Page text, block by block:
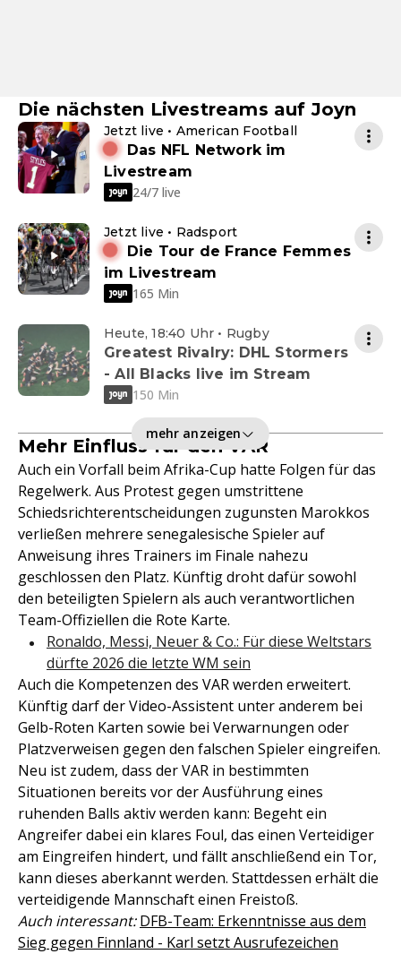
Die nächsten Livestreams auf Joyn
Jetzt live • American Football
Das NFL Network im
Livestream
24/7 live
Jetzt live • Radsport
Die Tour de France Femmes
im Livestream
165 Min
Heute, 18:40 Uhr • Rugby
Greatest Rivalry: DHL Stormers
- All Blacks live im Stream
150 Min
mehr anzeigen
Mehr Einfluss für den VAR
Auch ein Vorfall beim Afrika-Cup hatte Folgen für das
Regelwerk. Aus Protest gegen umstrittene
Schiedsrichterentscheidungen zugunsten Marokkos
verließen mehrere senegalesische Spieler auf
Anweisung ihres Trainers im Finale nahezu
geschlossen den Platz. Künftig droht dafür sowohl
den beteiligten Spielern als auch verantwortlichen
Team-Offiziellen die Rote Karte.
Ronaldo, Messi, Neuer & Co.: Für diese Weltstars
dürfte 2026 die letzte WM sein
Auch die Kompetenzen des VAR werden erweitert.
Künftig darf der Video-Assistent unter anderem bei
Gelb-Roten Karten sowie bei Verwarnungen oder
Platzverweisen gegen den falschen Spieler eingreifen.
Neu ist zudem, dass der VAR in bestimmten
Situationen bereits vor der Ausführung eines
ruhenden Balls aktiv werden kann: Begeht ein
Angreifer dabei ein klares Foul, das einen Verteidiger
am Eingreifen hindert, und fällt anschließend ein Tor,
kann dieses aberkannt werden. Stattdessen erhält die
verteidigende Mannschaft einen Freistoß.
Auch interessant: DFB-Team: Erkenntnisse aus dem
Sieg gegen Finnland - Karl setzt Ausrufezeichen